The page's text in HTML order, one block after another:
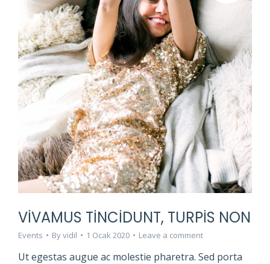
VIVAMUS TINCIDUNT, TURPIS NON
Events Byvidil 1 Ocak 2020 Leave a comment
Ut egestas augue ac molestie pharetra. Sed porta